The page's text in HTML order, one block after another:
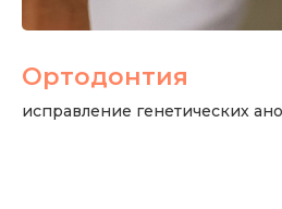
Ортодонтия
исправление генетических